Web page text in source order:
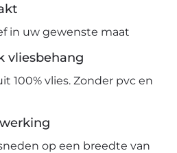
in uw gewenste maat
vliesbehang
100% vlies. Zonder pvc en
op een breedte van